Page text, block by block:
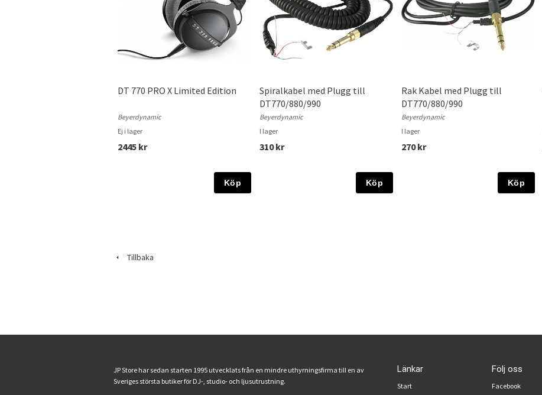
DT 770 PRO X Limited Edition
Beyerdynamic
Ej i lager
2445 kr
Köp
Spiralkabel med Plugg till
DT770/880/990
Beyerdynamic
I lager
310 kr
Köp
Rak Kabel med Plugg till
DT770/880/990
Beyerdynamic
I lager
270 kr
Köp
Tillbaka
JP Store har sedan starten 1995 utvecklats från en mindre uthyrningsfirma till en av
Sveriges största butiker för DJ-, studio- och ljusutrustning.
Länkar
Start
Följ oss
Facebook